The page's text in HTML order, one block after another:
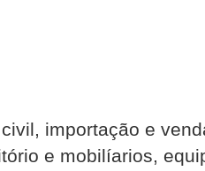
importação e
e mobilíarios,